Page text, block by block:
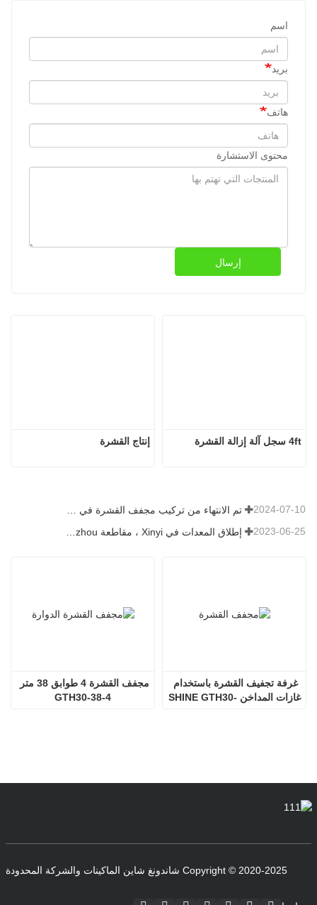
اسم
بريد
هاتف
محتوى الاستشارة
إرسال
إنتاج القشرة 4ft سجل آلة إزالة القشرة
2024-07-10
إطلاق المعدات في Xinyi ، مقاطعة Guizhou ، الصين 2023-06-25
GTH30-38-4
غازات المداخن SHINE GTH30-
Copyright © 2020-2025 شاندونغ شاين الماكينات والشركة المحدودة